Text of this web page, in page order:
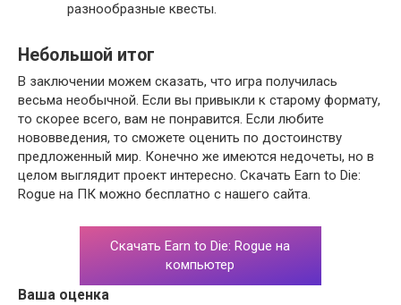
разнообразные квесты.
Небольшой итог
В заключении можем сказать, что игра получилась
весьма необычной. Если вы привыкли к старому формату,
то скорее всего, вам не понравится. Если любите
нововведения, то сможете оценить по достоинству
предложенный мир. Конечно же имеются недочеты, но в
целом выглядит проект интересно. Скачать Earn to Die:
Rogue на ПК можно бесплатно с нашего сайта.
Скачать Earn to Die: Rogue на
компьютер
Ваша оценка